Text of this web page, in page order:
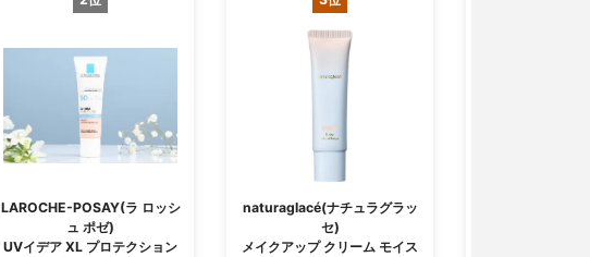
LAROCHE-POSAY(ラ ロッシ
ュ ポゼ)
UVイデア XL プロテクション
naturaglacé(ナチュラグラッ
セ)
メイクアップ クリーム モイス